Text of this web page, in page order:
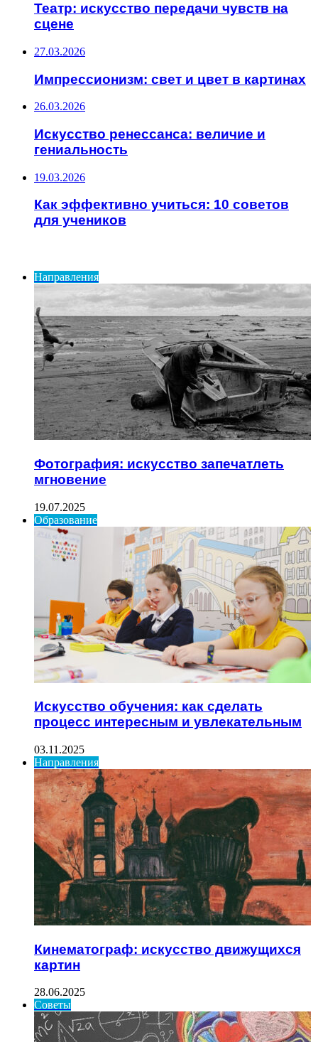
Театр: искусство передачи чувств на
сцене
27.03.2026
Импрессионизм: свет и цвет в картинах
26.03.2026
Искусство ренессанса: величие и
гениальность
19.03.2026
Как эффективно учиться: 10 советов
для учеников
Направления
Фотография: искусство запечатлеть
мгновение
19.07.2025
Образование
Искусство обучения: как сделать
процесс интересным и увлекательным
03.11.2025
Направления
Кинематограф: искусство движущихся
картин
28.06.2025
Советы